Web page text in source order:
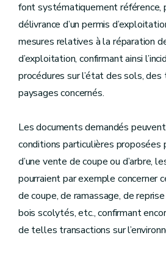
font systématiquement
délivrance d’un permis
mesures relatives à la réparation
d’exploitation, confirmant ainsi
procédures sur l’état des sols,
paysages concernés.
Les documents demandés
conditions particulières proposées
d’une vente de coupe ou d’arbre,
pourraient par exemple concerner
de coupe, de ramassage, de
bois scolytés, etc., confirmant
de telles transactions sur